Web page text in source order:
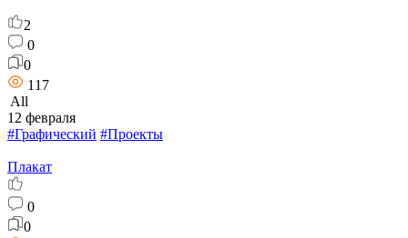
2
0
0
117
All
12 февраля
#Графический #Проекты
Плакат
0
0